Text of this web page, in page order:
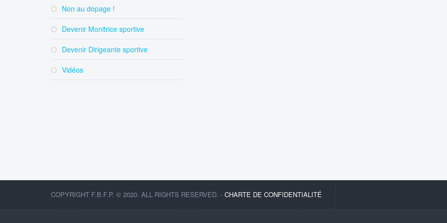
Non au dopage !
Devenir Monitrice sportive
Devenir Dirigeante sportive
Vidéos
COPYRIGHT F.B.F.P. © 2020. ALL RIGHTS RESERVED. - CHARTE DE CONFIDENTIALITÉ